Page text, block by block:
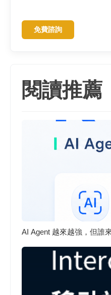
免費諮詢
閱讀推薦
AI Agent 越來越強，但誰